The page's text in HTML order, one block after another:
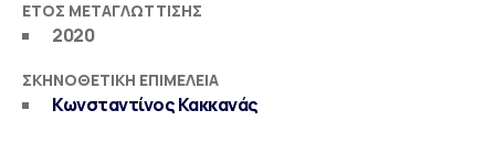
ΈΤΟΣ ΜΕΤΑΓΛΏΤΤΙΣΗΣ
2020
ΣΚΗΝΟΘΕΤΙΚΉ ΕΠΙΜΈΛΕΙΑ
Κωνσταντίνος Κακκανάς